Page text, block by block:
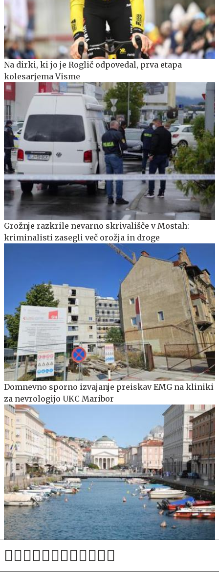
Na dirki, ki jo je Roglič odpovedal, prva etapa
kolesarjema Visme
Grožnje razkrile nevarno skrivališče v Mostah:
kriminalisti zasegli več orožja in droge
Domnevno sporno izvajanje preiskav EMG na kliniki
za nevrologijo UKC Maribor
Zamejski Slovenci ogorčeni: Slovenka na dogodku ni
smela nastopiti, prosili so jo celo, naj ne pride